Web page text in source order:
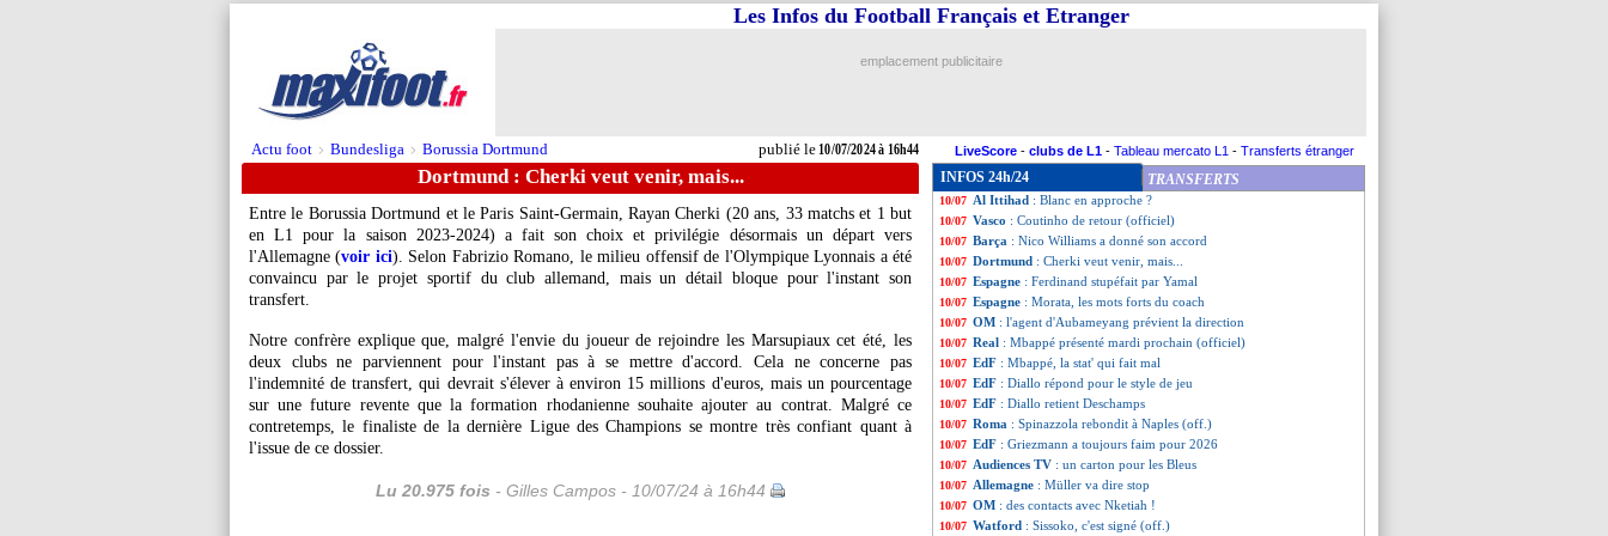
Actu foot > Bundesliga > Borussia Dortmund publié le10/07/2024 à 16h44
Les Infos du Football Français et Etranger
emplacement publicitaire
LiveScore - clubs de L1 - Tableau mercato L1 - Transferts étranger
Dortmund : Cherki veut venir, mais...
Entre le Borussia Dortmund et le Paris Saint-Germain, RayanCherki (20 ans, 33 matchs et 1 but
en L1 pour la saison 2023-2024) a fait son choix et privilégie désormais un départ vers
l'Allemagne (voir ici). Selon Fabrizio Romano, le milieu offensif de l'Olympique Lyonnais a été
convaincu par le projet sportif du club allemand, mais un détail bloque pour l'instant son
transfert.
Notre confrère explique que, malgré l'envie du joueur de rejoindre les Marsupiaux cet été, les
deux clubs ne parviennent pour l'instant pas à se mettre d'accord. Cela ne concerne pas
l'indemnité de transfert, qui devrait s'élever à environ 15 millions d'euros, mais un pourcentage
sur une future revente que la formation rhodanienne souhaite ajouter au contrat. Malgré ce
contretemps, le finaliste de la dernière Ligue des Champions se montre très confiant quant à
l'issue de ce dossier.
Lu 20.975 fois - Gilles Campos - 10/07/24 à 16h44
INFOS 24h/24 TRANSFERTS
10/07 EURO: Pays-Bas-Angleterre, les compos
10/07 Dortmund
10/07 Nice: Thuram rejoint la Juve (officiel)
10/07 Fenerbahçe : Saint-Maximin arrive !
10/07 Al Ittihad : Blanc en approche ?
10/07 Vasco : Coutinho de retour (officiel)
10/07 Barça : Nico Williams a donné son accord
10/07 Dortmund : Cherki veut venir, mais...
10/07 Espagne : Ferdinand stupéfait par Yamal
10/07 Espagne : Morata, les mots forts du coach
10/07 OM : l'agent d'Aubameyang prévient la direction
10/07 Real : Mbappé présenté mardi prochain (officiel)
10/07 EdF : Mbappé, la stat' qui fait mal
10/07 EdF : Diallo répond pour le style de jeu
10/07 EdF : Diallo retient Deschamps
10/07 Roma : Spinazzola rebondit à Naples (off.)
10/07 EdF : Griezmann a toujours faim pour 2026
10/07 Audiences TV : un carton pour les Bleus
10/07 Allemagne : Müller va dire stop
10/07 OM : des contacts avec Nketiah !
10/07 Watford : Sissoko, c'est signé (off.)